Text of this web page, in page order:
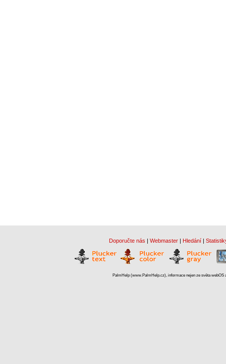
Doporučte nás | Webmaster | Hledání |
PalmHelp (www.PalmHelp.cz), informace nejen ze světa